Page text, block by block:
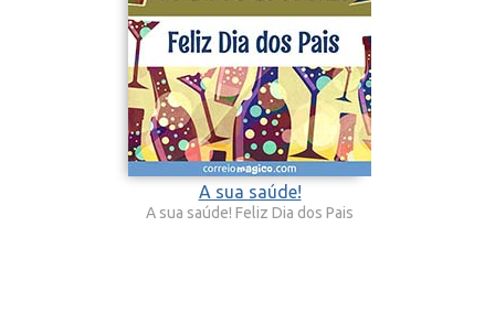
A sua saúde!
A sua saúde! Feliz Dia dos Pais